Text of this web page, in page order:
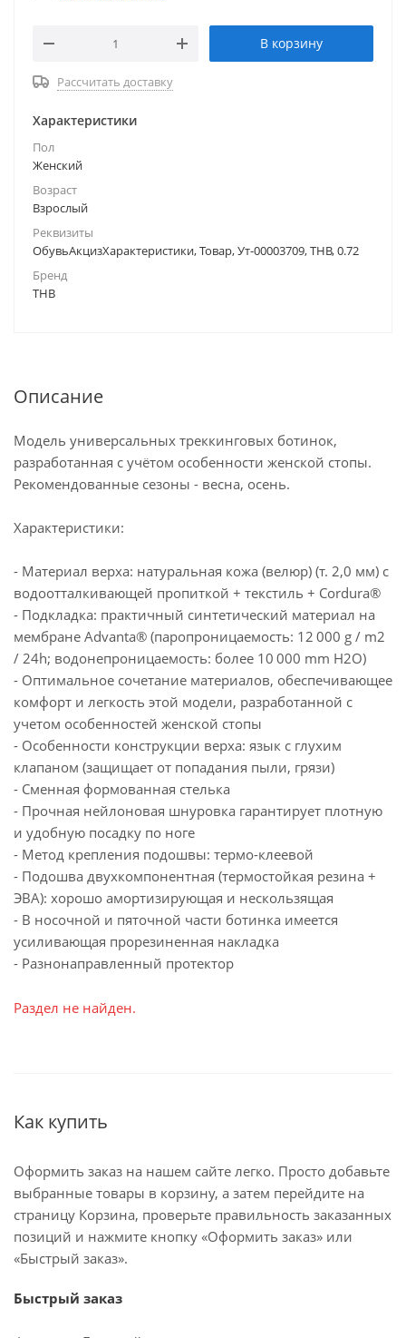
В корзину
Рассчитать доставку
Характеристики
Пол
Женский
Возраст
Взрослый
Реквизиты
ОбувьАкцизХарактеристики, Товар, Ут-00003709, ТНВ, 0.72
Бренд
ТНВ
Описание
Модель универсальных треккинговых ботинок,
разработанная с учётом особенности женской стопы.
Рекомендованные сезоны - весна, осень.
Характеристики:
- Материал верха: натуральная кожа (велюр) (т. 2,0 мм) с
водоотталкивающей пропиткой + текстиль + Cordura®
- Подкладка: практичный синтетический материал на
мембране Advanta® (паропроницаемость: 12 000 g / m2
/ 24h; водонепроницаемость: более 10 000 mm H2O)
- Оптимальное сочетание материалов, обеспечивающее
комфорт и легкость этой модели, разработанной с
учетом особенностей женской стопы
- Особенности конструкции верха: язык с глухим
клапаном (защищает от попадания пыли, грязи)
- Сменная формованная стелька
- Прочная нейлоновая шнуровка гарантирует плотную
и удобную посадку по ноге
- Метод крепления подошвы: термо-клеевой
- Подошва двухкомпонентная (термостойкая резина +
ЭВА): хорошо амортизирующая и нескользящая
- В носочной и пяточной части ботинка имеется
усиливающая прорезиненная накладка
- Разнонаправленный протектор
Раздел не найден.
Как купить
Оформить заказ на нашем сайте легко. Просто добавьте
выбранные товары в корзину, а затем перейдите на
страницу Корзина, проверьте правильность заказанных
позиций и нажмите кнопку «Оформить заказ» или
«Быстрый заказ».
Быстрый заказ